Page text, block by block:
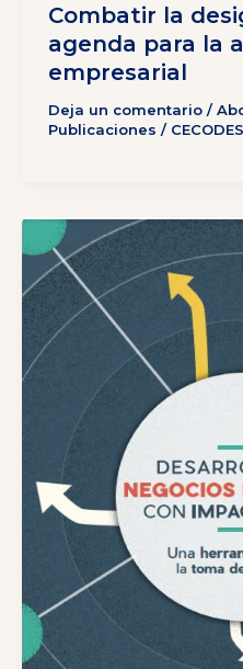
Combatir la
agenda para la
empresarial
Deja un comentario /
Publicaciones / CECODES